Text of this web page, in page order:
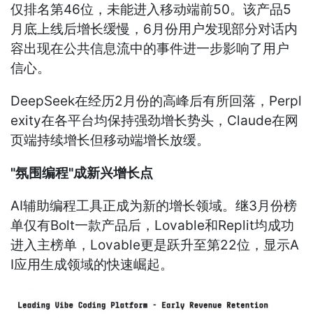
仅排名第46位，未能进入移动端前50。该产品5
月底上线后增长缓慢，6月份用户发现部分对话内
容出现在公共信息流中的事件进一步影响了用户
信心。
DeepSeek在经历2月份的高峰后有所回落，Perpl
exity在各平台均保持强劲增长势头，Claude在网
页端持续增长但移动端增长放缓。
"氛围编程"成新兴增长点
AI辅助编程工具正成为新的增长领域。继3月份榜
单仅有Bolt一款产品后，Lovable和Replit均成功
进入主榜单，Lovable更是跃升至第22位，显示A
I应用生成领域的快速崛起。